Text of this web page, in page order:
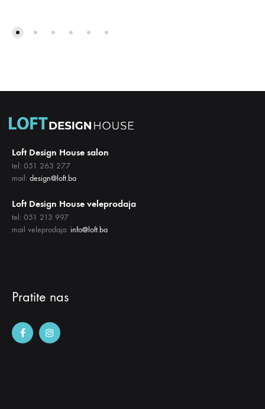
Loft Design House salon
tel: 051 263 277
mail: design@loft.ba
Loft Design House veleprodaja
tel: 051 213 997
mail veleprodaja: info@loft.ba
Pratite nas